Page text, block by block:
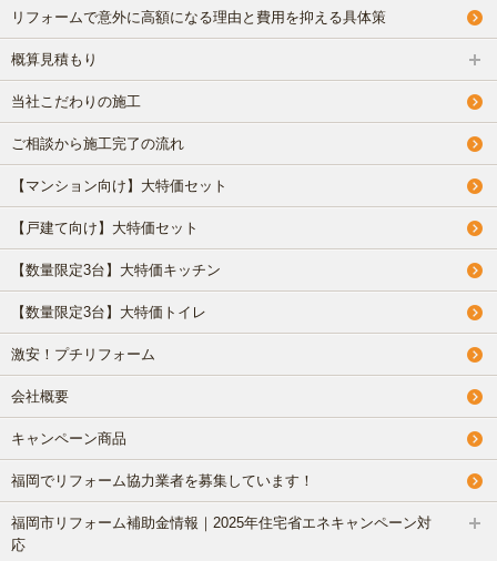
リフォームで意外に高額になる理由と費用を抑える具体策
概算見積もり
当社こだわりの施工
ご相談から施工完了の流れ
【マンション向け】大特価セット
【戸建て向け】大特価セット
【数量限定3台】大特価キッチン
【数量限定3台】大特価トイレ
激安！プチリフォーム
会社概要
キャンペーン商品
福岡でリフォーム協力業者を募集しています！
福岡市リフォーム補助金情報｜2025年住宅省エネキャンペーン対
応